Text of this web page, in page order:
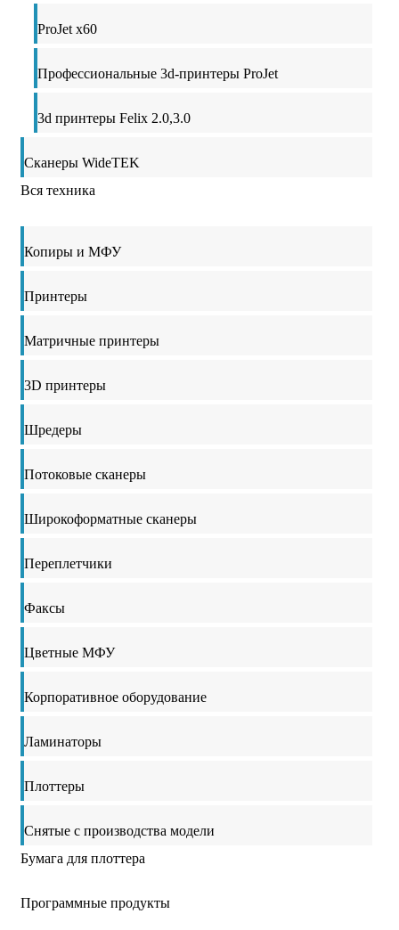
ProJet x60
Профессиональные 3d-принтеры ProJet
3d принтеры Felix 2.0,3.0
Сканеры WideTEK
Вся техника
Копиры и МФУ
Принтеры
Матричные принтеры
3D принтеры
Шредеры
Потоковые сканеры
Широкоформатные сканеры
Переплетчики
Факсы
Цветные МФУ
Корпоративное оборудование
Ламинаторы
Плоттеры
Снятые с производства модели
Бумага для плоттера
Программные продукты